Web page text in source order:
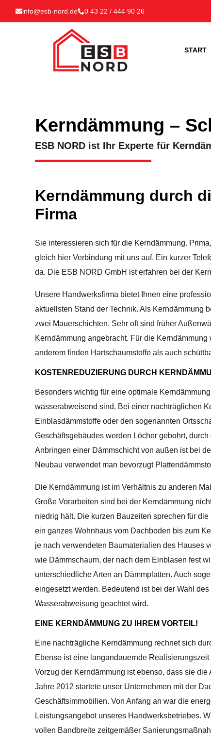
info@esb-nord.de 0 43 22 / 444 90 26
START
Kerndämmung –
ESB NORD ist Ihr Experte für
Kerndämmung durch
Firma
Sie interessieren sich für die Kerndämmung.
gleich hier Verbindung mit uns auf. Ein kurzer
da. Die ESB NORD GmbH ist erfahren bei der
Unsere Handwerksfirma bietet Ihnen eine
aktuellsten Stand der Technik. Als Kerndämmung
zwei Mauerschichten. Sehr oft sind früher
Kerndämmung angebracht. Für die
anderem finden Hartschaumstoffe als auch
KOSTENREDUZIERUNG DURCH
Besonders wichtig für eine optimale
wasserabweisend sind. Bei einer nachträglichen
Einblasdämmstoffe oder den sogenannten
Geschäftsgebäudes werden Löcher gebohrt,
Anbringen einer Dämmschicht von außen ist bei
Neubau verwendet man bevorzugt
Die Kerndämmung ist im Verhältnis zu anderen
Große Vorarbeiten sind bei der Kerndämmung
niedrig hält. Die kurzen Bauzeiten sprechen für
ein ganzes Wohnhaus vom Dachboden bis zum
je nach verwendeten Baumaterialien des Hauses
wie Dämmschaum, der nach dem Einblasen fest
unterschiedliche Arten an Dämmplatten. Auch
eingesetzt werden. Bedeutend ist bei der Wahl
Wasserabweisung geachtet wird.
EINE KERNDÄMMUNG ZU IHREM VORTEIL!
Eine nachträgliche Kerndämmung rechnet sich
Ebenso ist eine langandauernde
Vorzug der Kerndämmung ist ebenso, dass sie
Jahre 2012 startete unser Unternehmen mit der
Geschäftsimmobilien. Von Anfang an war die
Leistungsangebot unseres Handwerksbetriebes.
vollen Bandbreite zeitgemäßer